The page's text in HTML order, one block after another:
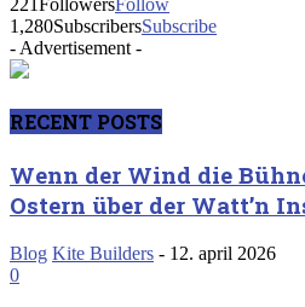
221FollowersFollow
1,280SubscribersSubscribe
- Advertisement -
RECENT POSTS
Wenn der Wind die
Ostern über der Watt’n
Blog Kite Builders - 12. april 2026
0